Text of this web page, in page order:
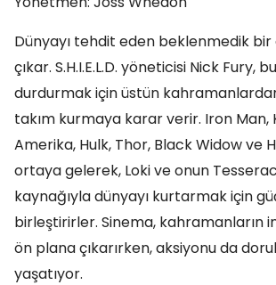
Dünyayı tehdit eden beklenmedik
çıkar. S.H.I.E.L.D. yöneticisi Nick Fury,
durdurmak için üstün
takım kurmaya karar verir. Iron Man,
Amerika, Hulk, Thor, Black Widow ve
ortaya gelerek, Loki ve onun
kaynağıyla dünyayı kurtarmak için
birleştirirler. Sinema, kahramanların
ön plana çıkarırken, aksiyonu da
yaşatıyor.